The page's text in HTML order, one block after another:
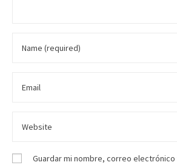
Guardar mi nombre, correo